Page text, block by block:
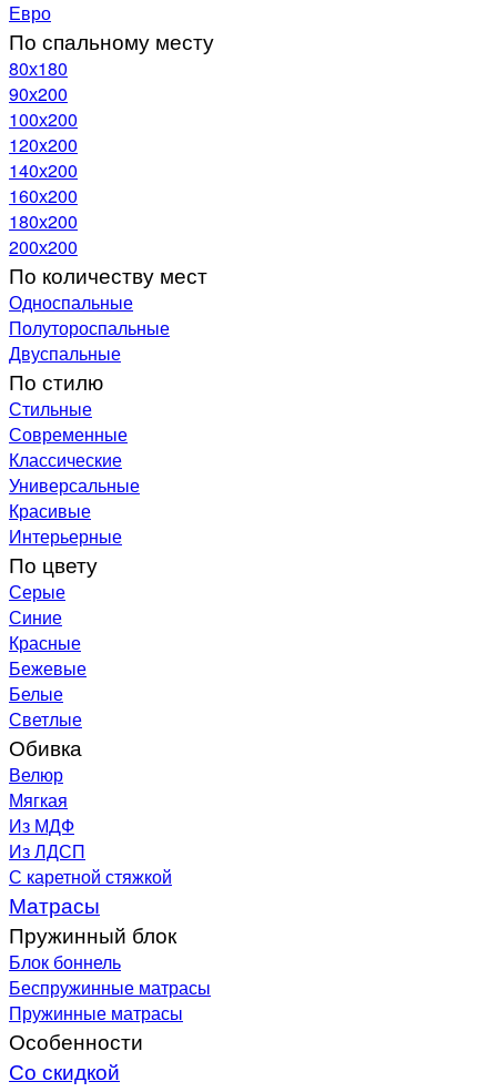
Евро
По спальному месту
80х180
90х200
100х200
120x200
140х200
160х200
180х200
200х200
По количеству мест
Односпальные
Полутороспальные
Двуспальные
По стилю
Стильные
Современные
Классические
Универсальные
Красивые
Интерьерные
По цвету
Серые
Синие
Красные
Бежевые
Белые
Светлые
Обивка
Велюр
Мягкая
Из МДФ
Из ЛДСП
С каретной стяжкой
Матрасы
Пружинный блок
Блок боннель
Беспружинные матрасы
Пружинные матрасы
Особенности
Со скидкой